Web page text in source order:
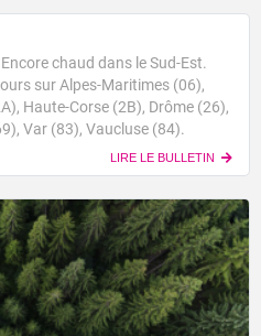
chaud dans le Sud-Est.
sur Alpes-Maritimes (06),
Haute-Corse (2B), Drôme (26),
Var (83), Vaucluse (84).
LIRE LE BULLETIN